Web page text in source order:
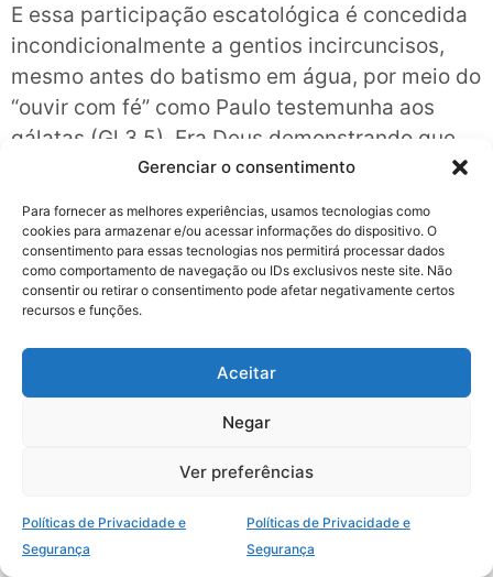
Gerenciar o consentimento
Para fornecer as melhores experiências, usamos tecnologias como
cookies para armazenar e/ou acessar informações do dispositivo. O
consentimento para essas tecnologias nos permitirá processar dados
como comportamento de navegação ou IDs exclusivos neste site. Não
consentir ou retirar o consentimento pode afetar negativamente certos
recursos e funções.
Aceitar
Negar
Ver preferências
Políticas de Privacidade e
Segurança
Políticas de Privacidade e
Segurança
E essa participação escatológica é concedida
incondicionalmente a gentios incircuncisos,
mesmo antes do batismo em água, por meio do
“ouvir com fé” como Paulo testemunha aos
gálatas (Gl 3.5). Era Deus demonstrando que
aqueles gentios estavam sendo plenamente
aceitos no Corpo de Cristo mediante a fé.
2. Os gentios são batizados em água.
O batismo em águas simboliza a nossa união
com Cristo e marca nosso ingresso na Igreja de
Cristo (Mc 16.16; Rm 6.3-5; 1 Co 12.13). É uma
prova externa de arrependimento e fé em
Jesus Cristo. É uma das ordenanças de Cristo
na casa de Cornélio ansiavam por este
batizar.